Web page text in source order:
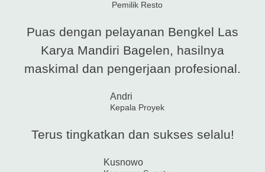
Pemilik Resto
Puas dengan pelayanan Bengkel Las
Karya Mandiri Bagelen, hasilnya
maskimal dan pengerjaan profesional.
Andri
Kepala Proyek
Terus tingkatkan dan sukses selalu!
Kusnowo